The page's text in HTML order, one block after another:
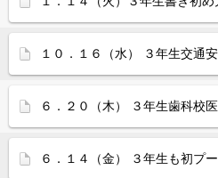
１０．１６（水） ３年生交通
６．２０（木） ３年生歯科校
６．１４（金） ３年生も初プ